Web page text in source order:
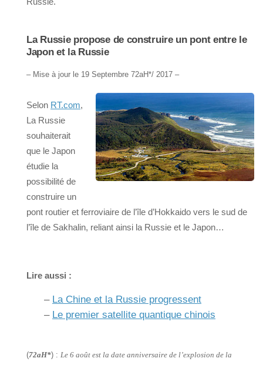
La Russie propose de construire un pont entre le
Japon et la Russie
– Mise à jour le 19 Septembre 72aH*/ 2017 –
Selon RT.com,
La Russie
souhaiterait
que le Japon
étudie la
possibilité de
construire un
pont routier et ferroviaire de l’île d’Hokkaido vers le sud de
l’île de Sakhalin, reliant ainsi la Russie et le Japon…
Lire aussi :
– La Chine et la Russie progressent
– Le premier satellite quantique chinois
(72aH*) : Le 6 août est la date anniversaire de l’explosion de la